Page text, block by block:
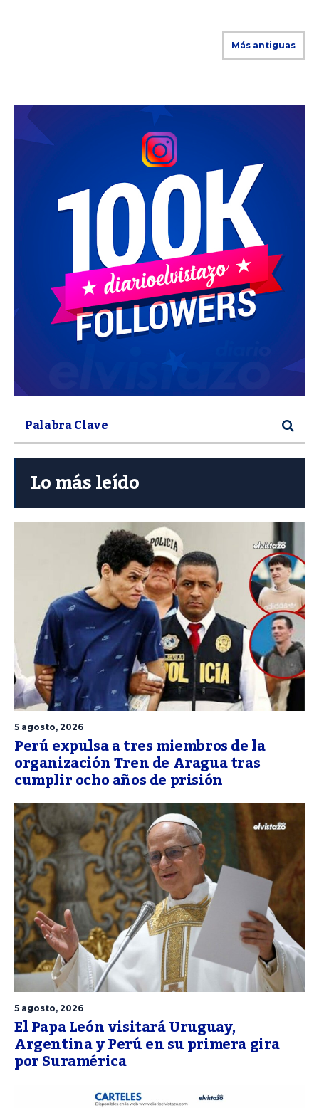
Más antiguas
Lo más leído
5 agosto, 2026
Perú expulsa a tres miembros de la
organización Tren de Aragua tras
cumplir ocho años de prisión
5 agosto, 2026
El Papa León visitará Uruguay,
Argentina y Perú en su primera gira
por Suramérica